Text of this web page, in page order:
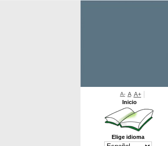
A- A A+
Inicio
Elige idioma